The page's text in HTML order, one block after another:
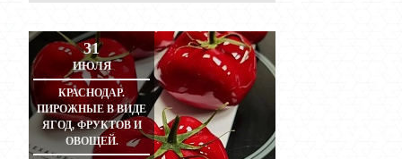
31
ИЮЛЯ
КРАСНОДАР.
ПИРОЖНЫЕ В ВИДЕ
ЯГОД, ФРУКТОВ И
ОВОЩЕЙ.